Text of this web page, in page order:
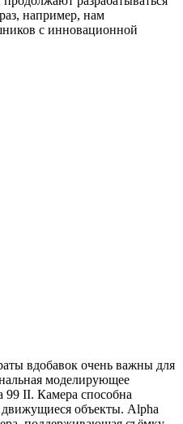
например, нам
с инновационной
вдобавок очень важны для
моделирующее
99 II. Камера способна
движущиеся объекты. Alpha